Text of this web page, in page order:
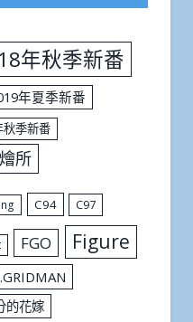
年秋季新番
年夏季新番
季新番
所
C94 C97
FGO Figure
的花嫁